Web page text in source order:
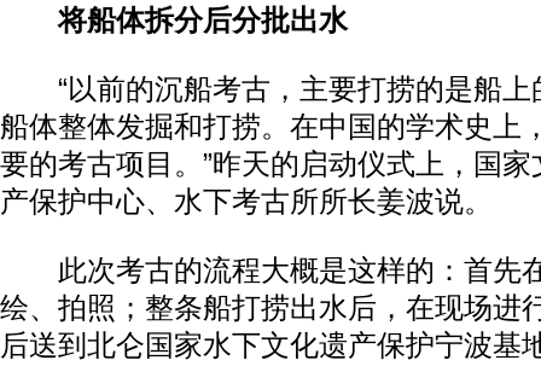
将船体拆分后分批出水
“以前的沉船考古，主要打捞的是船上
船体整体发掘和打捞。在中国的学术史上
要的考古项目。”昨天的启动仪式上，国
产保护中心、水下考古所所长姜波说。
此次考古的流程大概是这样的：首先
绘、拍照；整条船打捞出水后，在现场进
后送到北仑国家水下文化遗产保护宁波基